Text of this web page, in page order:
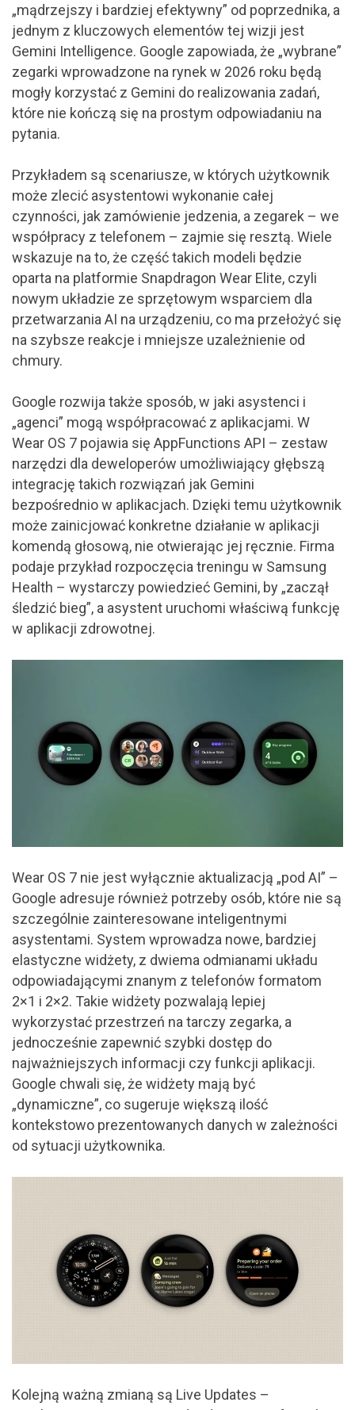
„mądrzejszy i bardziej efektywny” od poprzednika, a
jednym z kluczowych elementów tej wizji jest
Gemini Intelligence. Google zapowiada, że „wybrane”
zegarki wprowadzone na rynek w 2026 roku będą
mogły korzystać z Gemini do realizowania zadań,
które nie kończą się na prostym odpowiadaniu na
pytania.
Przykładem są scenariusze, w których użytkownik
może zlecić asystentowi wykonanie całej
czynności, jak zamówienie jedzenia, a zegarek – we
współpracy z telefonem – zajmie się resztą. Wiele
wskazuje na to, że część takich modeli będzie
oparta na platformie Snapdragon Wear Elite, czyli
nowym układzie ze sprzętowym wsparciem dla
przetwarzania AI na urządzeniu, co ma przełożyć się
na szybsze reakcje i mniejsze uzależnienie od
chmury.
Google rozwija także sposób, w jaki asystenci i
„agenci” mogą współpracować z aplikacjami. W
Wear OS 7 pojawia się AppFunctions API – zestaw
narzędzi dla deweloperów umożliwiający głębszą
integrację takich rozwiązań jak Gemini
bezpośrednio w aplikacjach. Dzięki temu użytkownik
może zainicjować konkretne działanie w aplikacji
komendą głosową, nie otwierając jej ręcznie. Firma
podaje przykład rozpoczęcia treningu w Samsung
Health – wystarczy powiedzieć Gemini, by „zaczął
śledzić bieg”, a asystent uruchomi właściwą funkcję
w aplikacji zdrowotnej.
Wear OS 7 nie jest wyłącznie aktualizacją „pod AI” –
Google adresuje również potrzeby osób, które nie są
szczególnie zainteresowane inteligentnymi
asystentami. System wprowadza nowe, bardziej
elastyczne widżety, z dwiema odmianami układu
odpowiadającymi znanym z telefonów formatom
2×1 i 2×2. Takie widżety pozwalają lepiej
wykorzystać przestrzeń na tarczy zegarka, a
jednocześnie zapewnić szybki dostęp do
najważniejszych informacji czy funkcji aplikacji.
Google chwali się, że widżety mają być
„dynamiczne”, co sugeruje większą ilość
kontekstowo prezentowanych danych w zależności
od sytuacji użytkownika.
Kolejną ważną zmianą są Live Updates –